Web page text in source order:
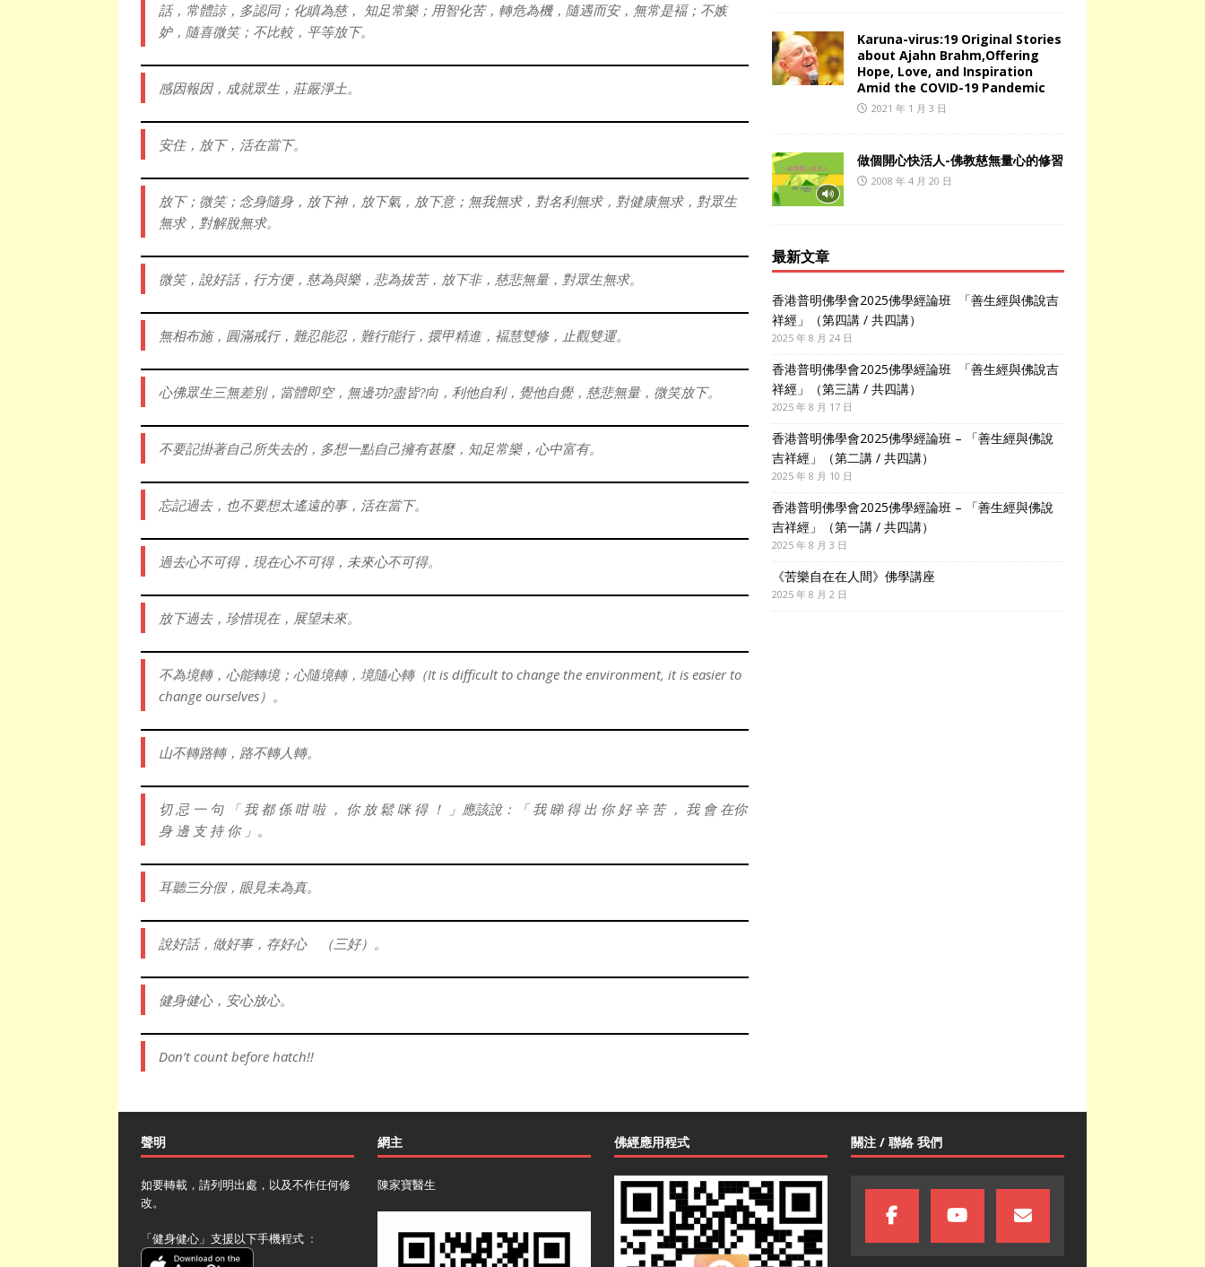
話，常體諒，多認同；化瞋為慈， 知足常樂；用智化苦，轉危為機，隨遇而安，無常是褔；不嫉
妒，隨喜微笑；不比較，平等放下。
感因報因，成就眾生，莊嚴淨土。
安住，放下，活在當下。
放下；微笑；念身隨身，放下神，放下氣，放下意；無我無求，對名利無求，對健康無求，對眾生
無求，對解脫無求。
微笑，說好話，行方便，慈為與樂，悲為拔苦，放下非，慈悲無量，對眾生無求。
無相布施，圓滿戒行，難忍能忍，難行能行，擐甲精進，褔慧雙修，止觀雙運。
心佛眾生三無差別，當體即空，無邊功?盡皆?向，利他自利，覺他自覺，慈悲無量，微笑放下。
不要記掛著自己所失去的，多想一點自己擁有甚麼，知足常樂，心中富有。
忘記過去，也不要想太遙遠的事，活在當下。
過去心不可得，現在心不可得，未來心不可得。
放下過去，珍惜現在，展望未來。
不為境轉，心能轉境；心隨境轉，境隨心轉（It is difficult to change the environment, it is easier to
change ourselves）。
山不轉路轉，路不轉人轉。
切 忌 一 句 「 我 都 係 咁 啦 ， 你 放 鬆 咪 得 ！ 」應該說：「 我 睇 得 出 你 好 辛 苦 ， 我 會 在你
身 邊 支 持 你 」。
耳聽三分假，眼見未為真。
說好話，做好事，存好心 （三好）。
健身健心，安心放心。
Don’t count before hatch!!
Karuna-virus:19 Original Stories
about Ajahn Brahm,Offering
Hope, Love, and Inspiration
Amid the COVID-19 Pandemic
2021 年 1 月 3 日
做個開心快活人-佛教慈無量心的修習
2008 年 4 月 20 日
最新文章
香港普明佛學會2025佛學經論班 「善生經與佛說吉
祥經」（第四講 / 共四講）
2025 年 8 月 24 日
香港普明佛學會2025佛學經論班 「善生經與佛說吉
祥經」（第三講 / 共四講）
2025 年 8 月 17 日
香港普明佛學會2025佛學經論班 – 「善生經與佛說
吉祥經」（第二講 / 共四講）
2025 年 8 月 10 日
香港普明佛學會2025佛學經論班 – 「善生經與佛說
吉祥經」（第一講 / 共四講）
2025 年 8 月 3 日
《苦樂自在在人間》佛學講座
2025 年 8 月 2 日
聲明
如要轉載，請列明出處，以及不作任何修
改。
「健身健心」支援以下手機程式 ﹕
網主
陳家寶醫生
佛經應用程式 關注 / 聯絡 我們